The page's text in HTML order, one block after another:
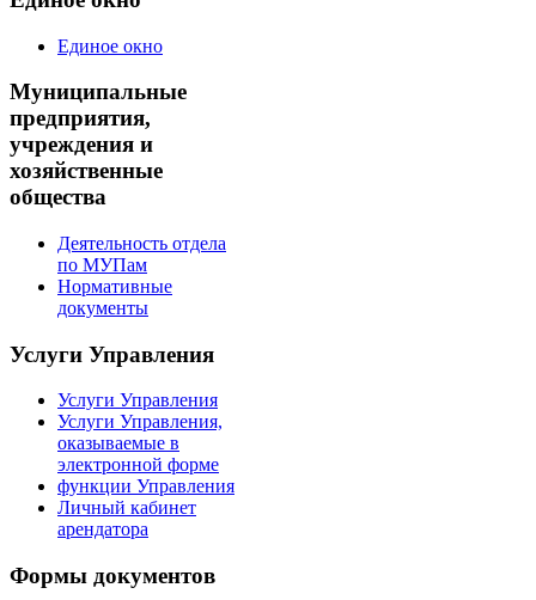
Единое окно
Муниципальные
предприятия,
учреждения и
хозяйственные
общества
Деятельность отдела
по МУПам
Нормативные
документы
Услуги Управления
Услуги Управления
Услуги Управления,
оказываемые в
электронной форме
функции Управления
Личный кабинет
арендатора
Формы документов